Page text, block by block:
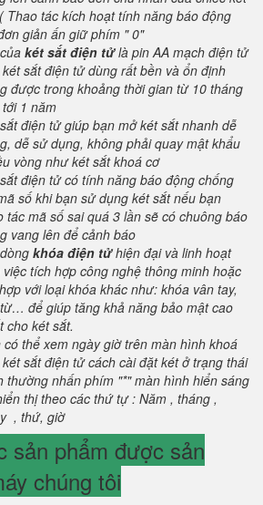
Thao tác kích hoạt tính năng báo động
giản ấn giữ phím " 0"
két sắt điện tửlà pin AA mạch điện tử
sắt điện tử dùng rất bền và ổn định
được trong khoảng thời gian từ 10 tháng
1 năm
điện tử giúp bạn mở két sắt nhanh dễ
dễ sử dụng, không phải quay mật khẩu
vòng như két sắt khoá cơ
điện tử có tính năng báo động chống
số khi bạn sử dụng két sắt nếu bạn
tác mã số sai quá 3 lần sẽ có chuông báo
vang lên để cảnh báo
khóa điện tửhiện đại và linh hoạt
việc tích hợp công nghệ thông minh hoặc
với loại khóa khác như: khóa vân tay,
để giúp tăng khả năng bảo mật cao
cho két sắt.
có thể xem ngày giờ trên màn hình khoá
sắt điện tử cách cài đặt két ở trạng thái
thường nhấn phím "*" màn hình hiển sáng
thị theo các thứ tự : Năm , tháng ,
, thứ, giờ
sản phẩm được sản
chúng tôi